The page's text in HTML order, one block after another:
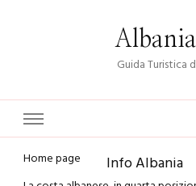
Guida Turistica
Home page Info Albania